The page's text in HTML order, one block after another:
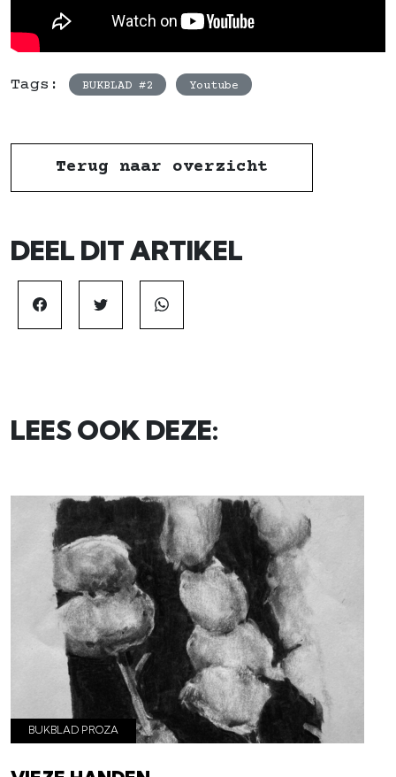
Tags: BUKBLAD #2 Youtube
Terug naar overzicht
DEEL DIT ARTIKEL
LEES OOK DEZE:
BUKBLAD PROZA